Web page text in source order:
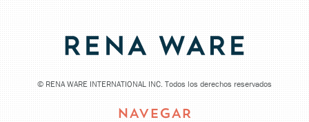
© RENA WARE INTERNATIONAL INC. Todos los derechos reservados
NAVEGAR